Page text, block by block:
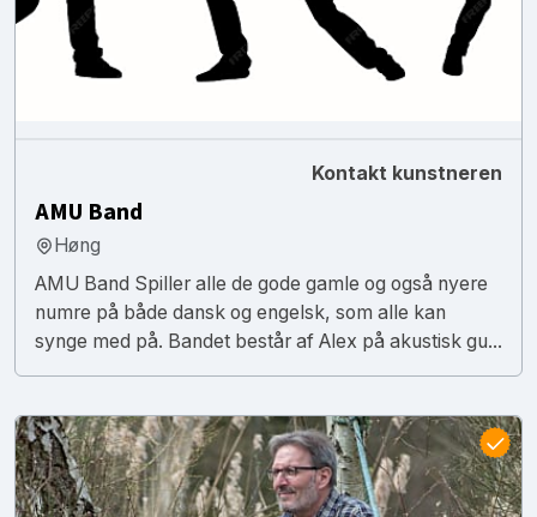
Kontakt kunstneren
AMU Band
Høng
AMU Band Spiller alle de gode gamle og også nyere
numre på både dansk og engelsk, som alle kan
synge med på. Bandet består af Alex på akustisk gu...